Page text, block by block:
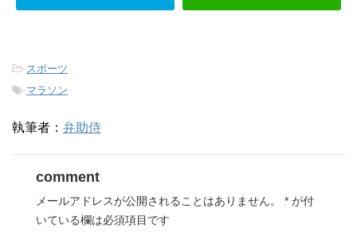
-スポーツ
-マラソン
執筆者： 弁助侍
comment
メールアドレスが公開されることはありません。 * が付
いている欄は必須項目です